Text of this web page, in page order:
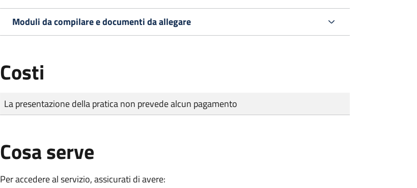
Moduli da compilare e documenti da allegare
Costi
Tipo di pagamento
Importo
La presentazione della pratica non prevede alcun pagamento
Cosa serve
Per accedere al servizio, assicurati di avere: